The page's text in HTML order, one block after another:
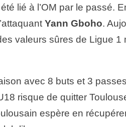
lié à l’OM par le passé.
Yann Gboho.
valeurs sûres de Ligue 1
avec 8 buts et 3
risque de quitter
espère en